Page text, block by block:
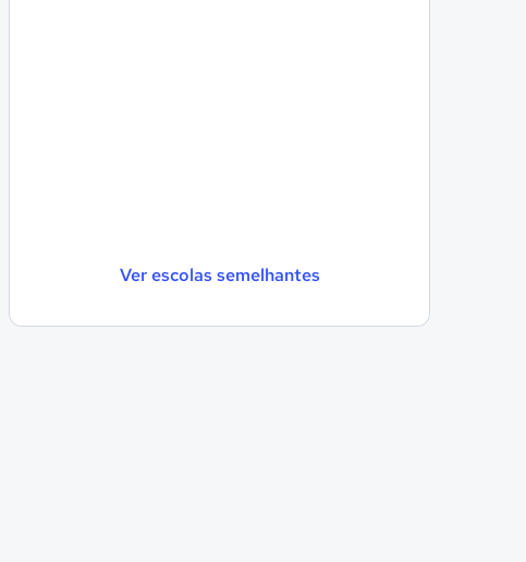
Ver escolas semelhantes